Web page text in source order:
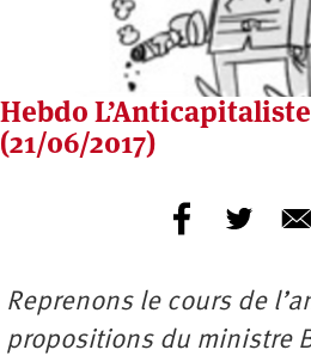
Hebdo
(21/06/2017)
Reprenons le cours de
propositions du ministre